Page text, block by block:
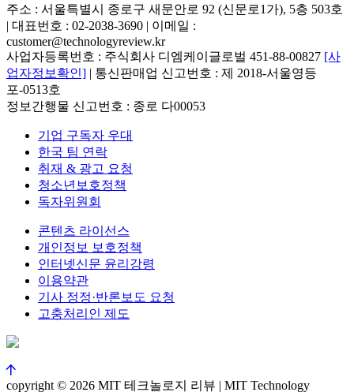
주소 : 서울특별시 종로구 새문안로 92 (신문로1가), 5층 503호
| 대표번호 : 02-2038-3690 | 이메일 :
customer@technologyreview.kr
사업자등록번호 : 주식회사 디엠케이글로벌 451-88-00827 [사
업자정보확인] | 통신판매업 신고번호 : 제 2018-서울영등
포-0513호
정보간행물 신고번호 : 종로 다00053
기업 구독자 우대
한국 팀 연락
취재 & 광고 요청
청소년보호정책
독자위원회
콘텐츠 라이선스
개인정보 보호정책
인터넷신문 윤리강령
이용약관
기사 정정·반론보도 요청
고충처리인 제도
copyright © 2026 MIT 테크놀로지 리뷰 | MIT Technology